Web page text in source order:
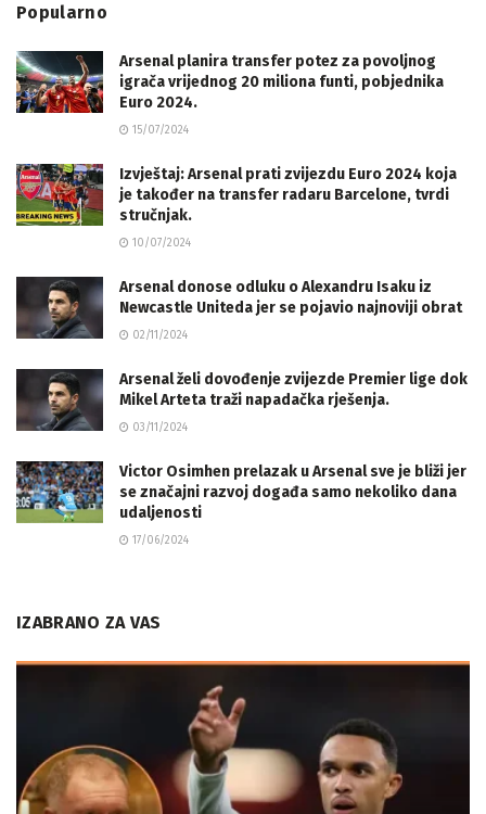
Popularno
Arsenal planira transfer potez za povoljnog
igrača vrijednog 20 miliona funti, pobjednika
Euro 2024.
15/07/2024
Izvještaj: Arsenal prati zvijezdu Euro 2024 koja
je također na transfer radaru Barcelone, tvrdi
stručnjak.
10/07/2024
Arsenal donose odluku o Alexandru Isaku iz
Newcastle Uniteda jer se pojavio najnoviji obrat
02/11/2024
Arsenal želi dovođenje zvijezde Premier lige dok
Mikel Arteta traži napadačka rješenja.
03/11/2024
Victor Osimhen prelazak u Arsenal sve je bliži jer
se značajni razvoj događa samo nekoliko dana
udaljenosti
17/06/2024
IZABRANO ZA VAS